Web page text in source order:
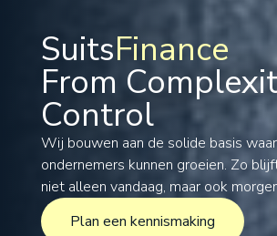
SuitsFinance
Tax
Legal
Projects
From
Control
Wij bouwen aan de solide basis
ondernemers kunnen groeien. Zo
niet alleen vandaag, maar ook
Plan een kennismaking